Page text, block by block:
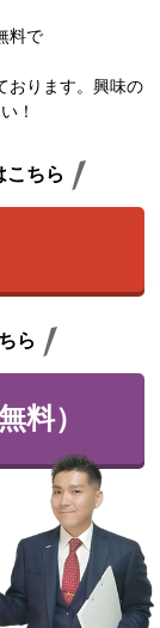
料で
おります。興味の
！
こちら
ら
料）